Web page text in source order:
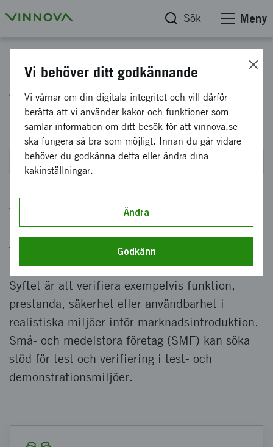
Sök Meny
Test och demo för Små och
Medelstora företag 2026
Stänger den 8 september 2026 kl 14:00
Vi erbjuder finansiering till små och
medelstora företag (SMF) för projekt som
testar och demonstrerar innovativa lösningar i
relevanta test- och demonstrationsmiljöer.
Syftet är att verifiera exempelvis funktion,
prestanda, säkerhet eller användbarhet i
realistiska miljöer inför marknadsintroduktion.
Små- och medelstora företag (SMF) kan söka
stöd för test och verifiering i test- och
demonstrationsmiljöer.
Vi behöver ditt godkännande
Vi värnar om din digitala integritet och vill därför
berätta att vi använder kakor och funktioner som
samlar information om ditt besök för att vinnova.se
ska fungera så bra som möjligt. Innan du går vidare
behöver du godkänna detta eller ändra dina
kakinställningar.
Ändra
Godkänn